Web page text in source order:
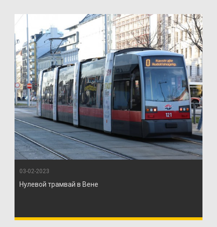
03-02-2023
Нулевой трамвай в Вене